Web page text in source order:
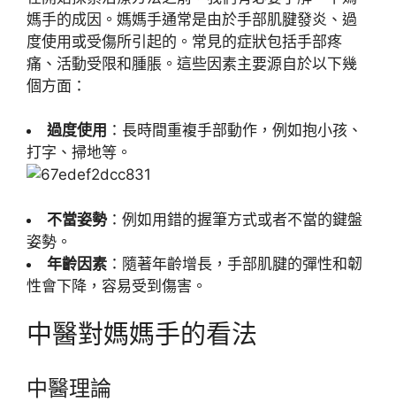
媽手的成因。媽媽手通常是由於手部肌腱發炎、過
度使用或受傷所引起的。常見的症狀包括手部疼
痛、活動受限和腫脹。這些因素主要源自於以下幾
個方面：
過度使用 ：長時間重複手部動作，例如抱小孩、
打字、掃地等。
不當姿勢：例如用錯的握筆方式或者不當的鍵盤
姿勢。
年齡因素 ：隨著年齡增長，手部肌腱的彈性和韌
性會下降，容易受到傷害。
中醫對媽媽手的看法
中醫理論